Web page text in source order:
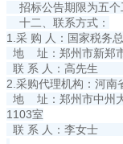
招标公告期限为五个
十二、联系方式：
1.采 购 人：国家税务
地 址：郑州市新郑
联 系 人：高先生
2.采购代理机构：河南
地 址：郑州市中州
1103室
联 系 人：李女士